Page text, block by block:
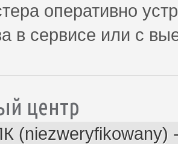
оперативно
в сервисе или с
центр
(niezweryfikowany)